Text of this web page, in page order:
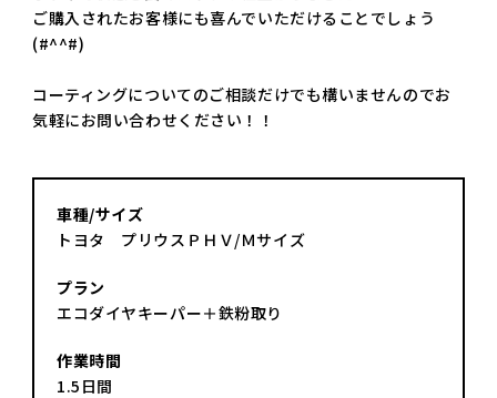
ご購入されたお客様にも喜んでいただけることでしょう
(#^^#)
コーティングについてのご相談だけでも構いませんのでお
気軽にお問い合わせください！！
車種/サイズ
トヨタ プリウスＰＨＶ/Ｍサイズ
プラン
エコダイヤキーパー＋鉄粉取り
作業時間
1.5日間